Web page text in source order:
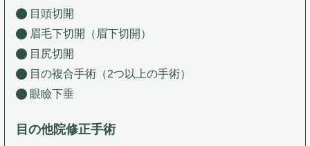
目頭切開
眉毛下切開（眉下切開）
目尻切開
目の複合手術（2つ以上の手術）
眼瞼下垂
目の他院修正手術